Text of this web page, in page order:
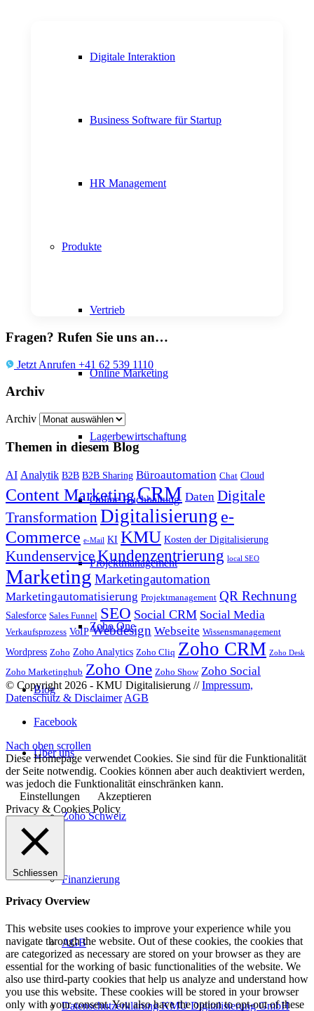
Digitale Interaktion
Business Software für Startup
HR Management
Produkte
Vertrieb
Online Marketing
Lagerbewirtschaftung
Online Buchhaltung
Projektmanagement
Zoho One
Blog
Über uns
Zoho Schweiz
Finanzierung
AGB
Datenschutzerklärung KMU Digitalisierung GmbH
Fragen? Rufen Sie uns an…
Jetzt Anrufen +41 62 539 1110
Archiv
Archiv
Themen in diesem Blog
AI Analytik B2B B2B Sharing Büroautomation Chat Cloud
Content MarketingCRM Daten Digitale
Transformation Digitalisierung e-
Commerce e-Mail KI KMU Kosten der Digitalisierung
KundenserviceKundenzentrierung local SEO
Marketing Marketingautomation
Marketingautomatisierung Projektmanagement QR Rechnung
Salesforce Sales Funnel SEO Social CRM Social Media
Verkaufsprozess VoIP Webdesign Webseite Wissensmanagement
Wordpress Zoho Zoho Analytics Zoho Cliq Zoho CRM Zoho Desk
Zoho Marketinghub Zoho One Zoho Show Zoho Social
© Copyright 2026 - KMU Digitalisierung //Impressum,
Datenschutz & Disclaimer AGB
Facebook
Nach oben scrollen
Diese Homepage verwendet Cookies. Sie sind für die Funktionalität
der Seite notwendig. Cookies können aber auch deaktiviert werden,
was jedoch die Funktionalität einschränken kann.
Einstellungen
Akzeptieren
Privacy & Cookies Policy
Schliessen
Privacy Overview
This website uses cookies to improve your experience while you
navigate through the website. Out of these cookies, the cookies that
are categorized as necessary are stored on your browser as they are
essential for the working of basic functionalities of the website. We
also use third-party cookies that help us analyze and understand how
you use this website. These cookies will be stored in your browser
only with your consent. You also have the option to opt-out of these